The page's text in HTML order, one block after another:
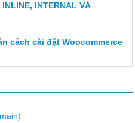
INTERNAL VÀ
cách cài đặt Woocommerce